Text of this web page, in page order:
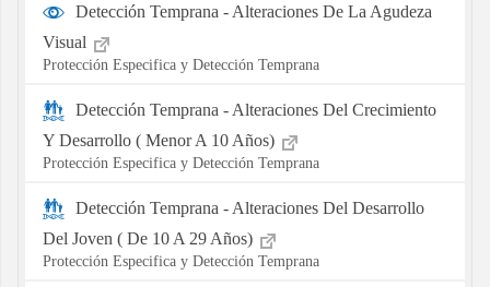
Detección Temprana - Alteraciones De La Agudeza
Visual
Protección Especifica y Detección Temprana
Detección Temprana - Alteraciones Del Crecimiento
Y Desarrollo ( Menor A 10 Años)
Protección Especifica y Detección Temprana
Detección Temprana - Alteraciones Del Desarrollo
Del Joven ( De 10 A 29 Años)
Protección Especifica y Detección Temprana